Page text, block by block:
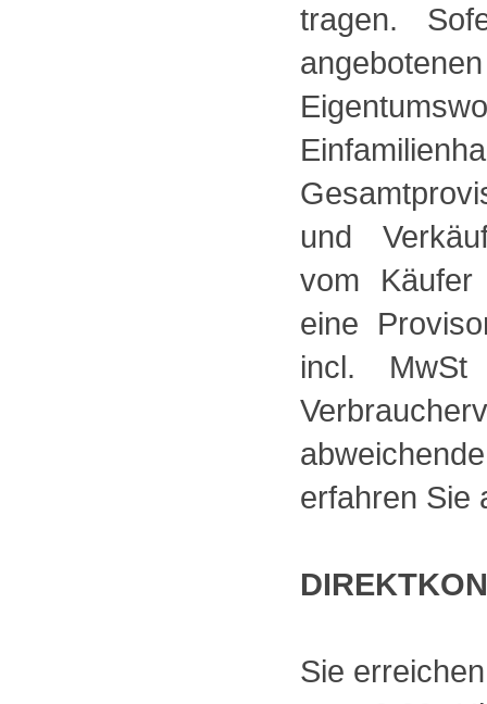
tragen.
und
vom Käufer
eine
incl.
erfahren Sie
Sie